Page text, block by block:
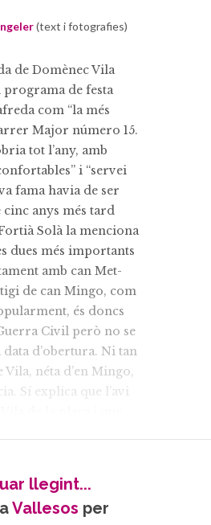
(text i fotografies)
de Domènec Vila
programa de festa
com “la més
Major número 15.
tot l’any, amb
i “servei
fama havia de ser
anys més tard
Solà la menciona
dues més importants
amb can Met-
de can Mingo, com
és doncs
Civil però no se
data d’obertura. Ni tan
Vila, néta d’en Mingo,
Sí explica que l’avi
perquè van enviar
Josep, a treballar a
llegint...
Vallesos per